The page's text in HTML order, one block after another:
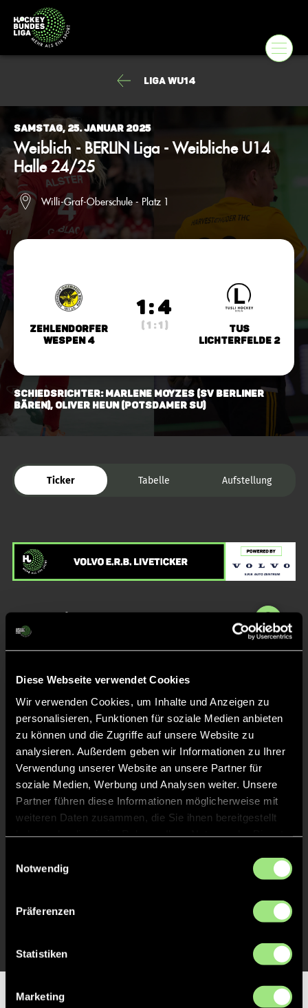
Diese Webseite verwendet Cookies
Wir verwenden Cookies, um Inhalte und Anzeigen zu
personalisieren, Funktionen für soziale Medien anbieten
zu können und die Zugriffe auf unsere Website zu
analysieren. Außerdem geben wir Informationen zu Ihrer
Verwendung unserer Website an unsere Partner für
soziale Medien, Werbung und Analysen weiter. Unsere
Partner führen diese Informationen möglicherweise mit
weiteren Daten zusammen, die Sie ihnen bereitgestellt
Notwendig
Präferenzen
Statistiken
Marketing
Liga wU14
Samstag, 25. Januar 2025
Weiblich - BERLIN Liga - Weibliche U14
Halle 24/25
Willi-Graf-Oberschule - Platz 1
Zehlendorfer
Wespen 4
1 : 4
( 1 : 1 )
TuS
Lichterfelde 2
Schiedsrichter: Marlene Moyzes (SV Berliner
Bären), Oliver Heun (Potsdamer SU)
Ticker Tabelle Aufstellung
Liveticker
Spiel beendet
15' TOR 1:4, FELDTOR
14' TOR 1:3, FELDTOR
13' TOR 1:2, FELDTOR
1'
TOR 1:0, FELDTOR
Partner